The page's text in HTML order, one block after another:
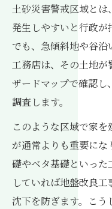
土砂災害警
後悔しない
工務店視点
家族を守る
土砂災害警戒区域と
発生しやすいと行政
でも、急傾斜地や谷沿
工務店は、その土地
ザードマップで確認し
調査します。
このような区域で家
が通常よりも重要に
礎やベタ基礎といった
していれば地盤改良
沈下を防ぎます。こう